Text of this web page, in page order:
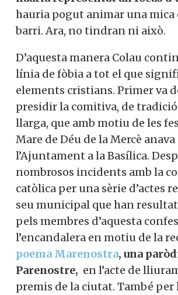
hauria pogut animar una mica
barri. Ara, no tindran ni això.
D’aquesta manera Colau
línia de fòbia a tot el que
elements cristians. Primer va
presidir la comitiva, de tradició
llarga, que amb motiu de les
Mare de Déu de la Mercè anava
l’Ajuntament a la Basílica.
nombrosos incidents amb la
catòlica per una sèrie d’actes
seu municipal que han
pels membres d’aquesta
l’encandalera en motiu de la
poema Marenostra, una
Parenostre, en l’acte de
premis de la ciutat. També per